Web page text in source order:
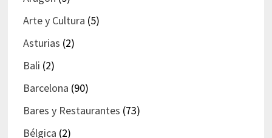
Arte y Cultura (5)
Asturias (2)
Bali (2)
Barcelona (90)
Bares y Restaurantes (73)
Bélgica (2)